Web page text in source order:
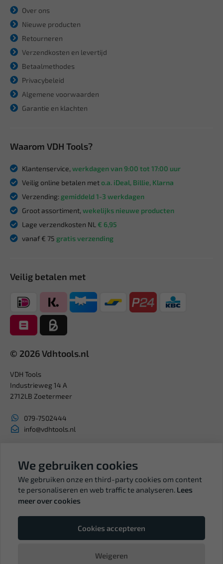
Over ons
Nieuwe producten
Retourneren
Verzendkosten en levertijd
Betaalmethodes
Privacybeleid
Algemene voorwaarden
Garantie en klachten
Waarom VDH Tools?
Klantenservice, werkdagen van 9:00 tot 17:00 uur
Veilig online betalen meto.a. iDeal, Billie, Klarna
Verzending: gemiddeld 1-3 werkdagen
Groot assortiment, wekelijks nieuwe producten
Lage verzendkosten NL € 6,95
vanaf € 75 gratis verzending
Veilig betalen met
© 2026 Vdhtools.nl
VDH Tools
Industrieweg 14 A
2712LB Zoetermeer
079-7502444
info@vdhtools.nl
BTW: NL819958657B01
We gebruiken cookies
We gebruiken onze en third-party cookies om content
te personaliseren en web traffic te analyseren. Lees
meer over cookies
Cookies accepteren
Weigeren